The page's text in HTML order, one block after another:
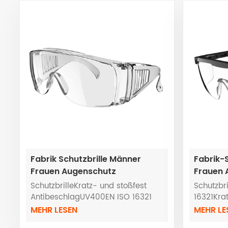
Fabrik Schutzbrille Männer
Frauen Augenschutz
Verwendet in Schweißen Labor
Wissenschaft
SchutzbrilleKratz- und stoßfest
AntibeschlagUV400EN ISO 16321
MEHR LESEN
Fabrik-
Frauen
MEHR